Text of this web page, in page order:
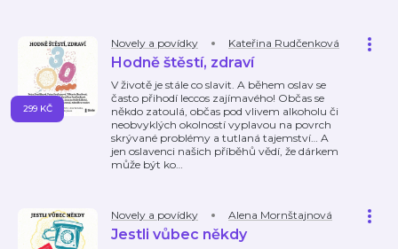
Novely a povídky Kateřina Rudčenková
Hodně štěstí, zdraví
V životě je stále co slavit. A během oslav se
často přihodí leccos zajímavého! Občas se
někdo zatoulá, občas pod vlivem alkoholu či
neobvyklých okolností vyplavou na povrch
skrývané problémy a tutlaná tajemství… A
jen oslavenci našich příběhů vědí, že dárkem
může být ko…
299 KČ
Novely a povídky Alena Mornštajnová
Jestli vůbec někdy